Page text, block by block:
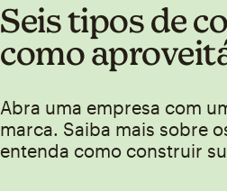
Seis tipos de
como
Abra uma empresa com
marca. Saiba mais sobre
entenda como construir